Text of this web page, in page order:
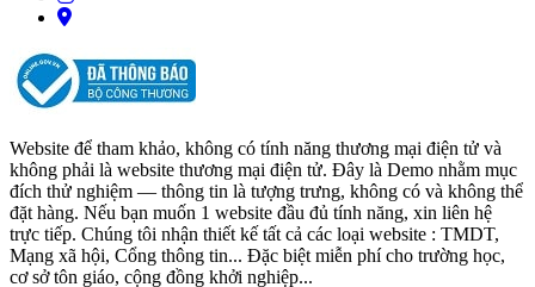
Website để tham khảo, không có tính năng thương mại điện tử và
không phải là website thương mại điện tử. Đây là Demo nhằm mục
đích thử nghiệm — thông tin là tượng trưng, không có và không thể
đặt hàng. Nếu bạn muốn 1 website đầu đủ tính năng, xin liên hệ
trực tiếp. Chúng tôi nhận thiết kế tất cả các loại website : TMDT,
Mạng xã hội, Cổng thông tin... Đặc biệt miễn phí cho trường học,
cơ sở tôn giáo, cộng đồng khởi nghiệp...